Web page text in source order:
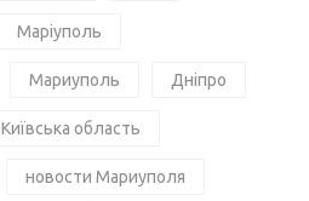
Маріуполь
Мариуполь Дніпро
Київська область
новости Мариуполя